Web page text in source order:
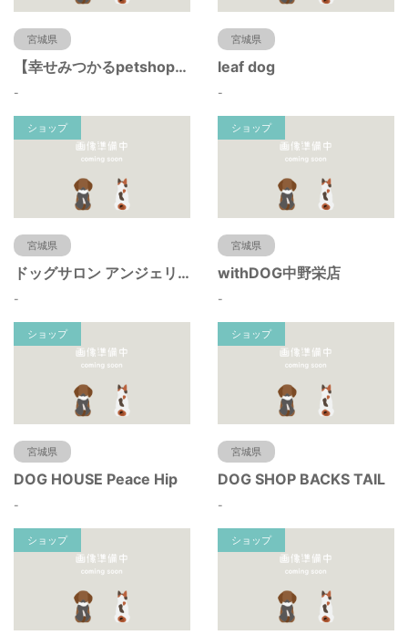
宮城県
【幸せみつかるpetshop】ハバナデー
-
宮城県
leaf dog
-
ショップ
宮城県
ドッグサロン アンジェリーク
-
ショップ
宮城県
withDOG中野栄店
-
ショップ
宮城県
DOG HOUSE Peace Hip
-
ショップ
宮城県
DOG SHOP BACKS TAIL
-
ショップ ショップ